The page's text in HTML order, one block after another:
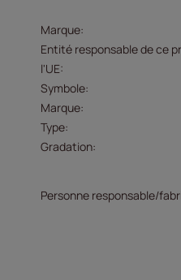
Marque
Entité responsable de ce
l'UE
Symbole
Marque
Type
Gradation
Personne responsable/